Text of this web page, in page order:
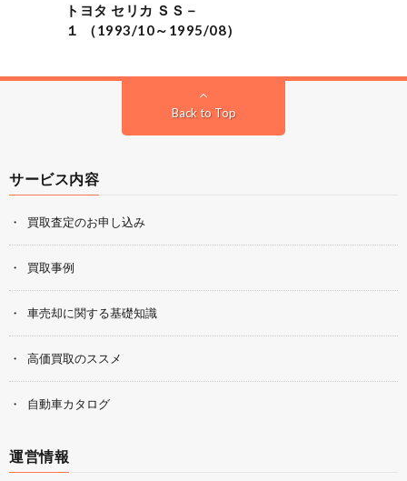
トヨタ セリカ ＳＳ－
１ （1993/10～1995/08）
Back to Top
サービス内容
買取査定のお申し込み
買取事例
車売却に関する基礎知識
高価買取のススメ
自動車カタログ
運営情報